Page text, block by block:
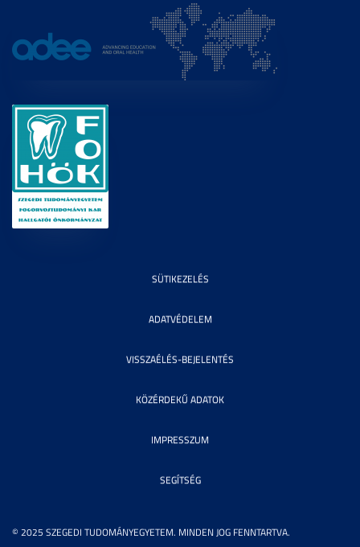
© 2025 SZEGEDI TUDOMÁNYEGYETEM. MINDEN JOG FENNTARTVA.
SÜTIKEZELÉS
ADATVÉDELEM
VISSZAÉLÉS-BEJELENTÉS
KÖZÉRDEKŰ ADATOK
IMPRESSZUM
SEGÍTSÉG